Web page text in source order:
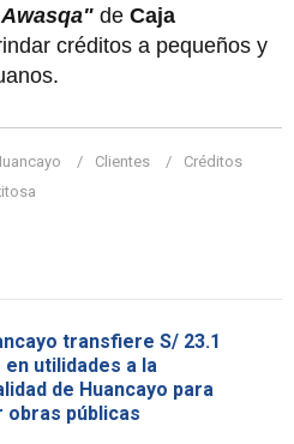
de Caja
créditos a pequeños y
Clientes
Créditos
transfiere S/ 23.1
en utilidades a la
de Huancayo para
obras públicas